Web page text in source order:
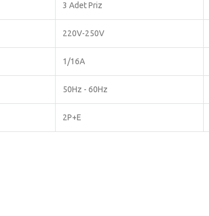
3 Adet Priz
220V-250V
1/16A
50Hz - 60Hz
2P+E